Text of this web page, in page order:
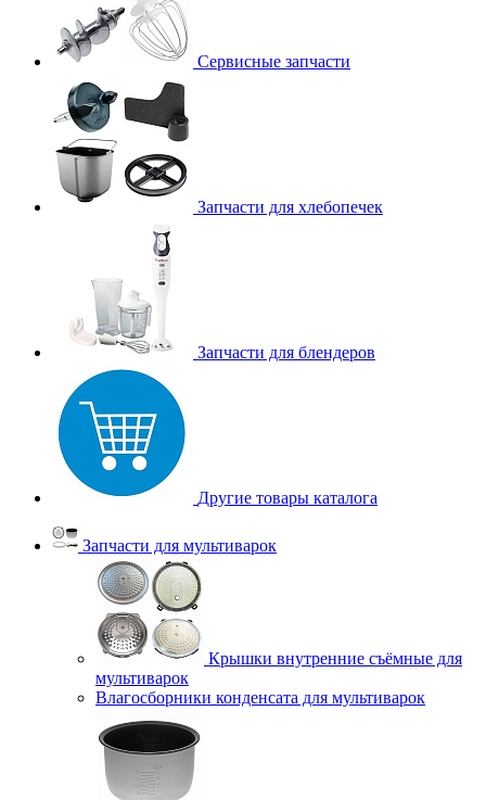
Сервисные запчасти
Запчасти для хлебопечек
Запчасти для блендеров
Другие товары каталога
Запчасти для мультиварок
Крышки внутренние съёмные для
мультиварок
Влагосборники конденсата для мультиварок